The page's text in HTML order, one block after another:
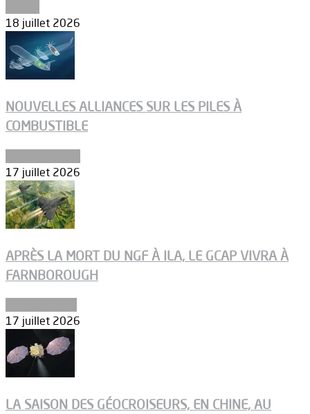
18 juillet 2026
NOUVELLES ALLIANCES SUR LES PILES À
COMBUSTIBLE
17 juillet 2026
APRÈS LA MORT DU NGF À ILA, LE GCAP VIVRA À
FARNBOROUGH
17 juillet 2026
LA SAISON DES GÉOCROISEURS, EN CHINE, AU